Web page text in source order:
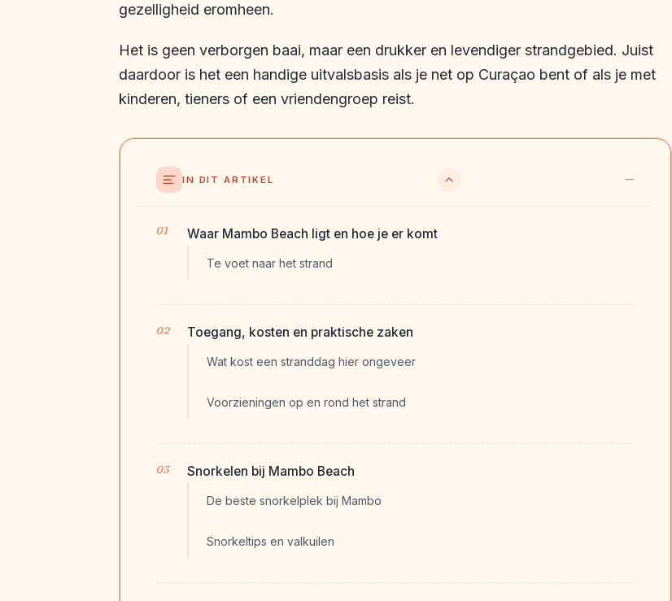
gezelligheid eromheen.
Het is geen verborgen baai, maar een drukker en levendiger strandgebied. Juist
daardoor is het een handige uitvalsbasis als je net op Curaçao bent of als je met
kinderen, tieners of een vriendengroep reist.
IN DIT ARTIKEL
Waar Mambo Beach ligt en hoe je er komt
Te voet naar het strand
Toegang, kosten en praktische zaken
Wat kost een stranddag hier ongeveer
Voorzieningen op en rond het strand
Snorkelen bij Mambo Beach
De beste snorkelplek bij Mambo
Snorkeltips en valkuilen